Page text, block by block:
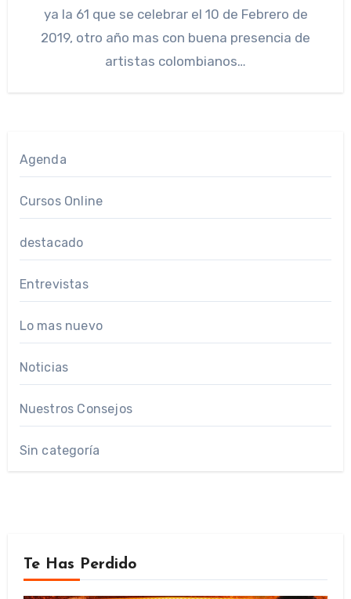
ya la 61 que se celebrar el 10 de Febrero de
2019, otro año mas con buena presencia de
artistas colombianos…
Agenda
Cursos Online
destacado
Entrevistas
Lo mas nuevo
Noticias
Nuestros Consejos
Sin categoría
Te Has Perdido